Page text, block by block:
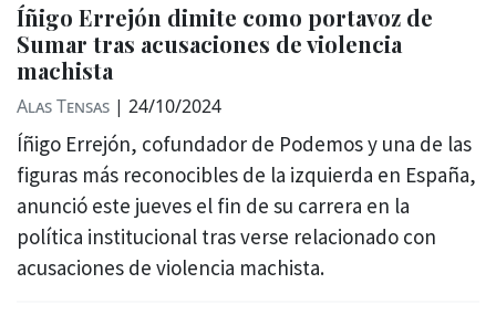
Íñigo Errejón dimite como portavoz de
Sumar tras acusaciones de violencia
machista
Alas Tensas | 24/10/2024
Íñigo Errejón, cofundador de Podemos y una de las
figuras más reconocibles de la izquierda en España,
anunció este jueves el fin de su carrera en la
política institucional tras verse relacionado con
acusaciones de violencia machista.